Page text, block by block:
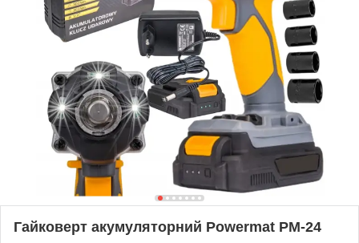
Гайковерт акумуляторний Powermat PM-24